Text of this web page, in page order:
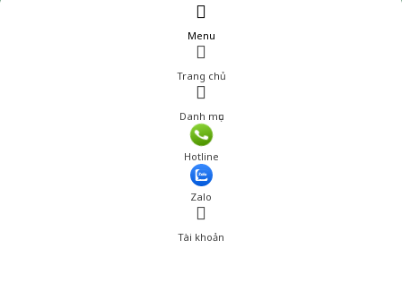
Menu
Trang chủ
Danh mục
Hotline
Zalo
Tài khoản